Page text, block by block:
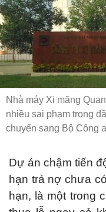
Nhà máy Xi măng
nhiều sai phạm trong
chuyển sang Bộ Công
Dự án chậm tiến
hạn trả nợ chưa
hạn, là một trong